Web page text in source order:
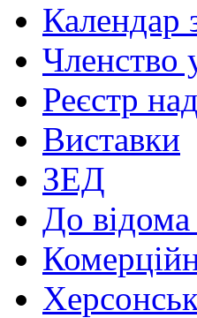
Календар
Реєстр
Виставки
ЗЕД
До відома